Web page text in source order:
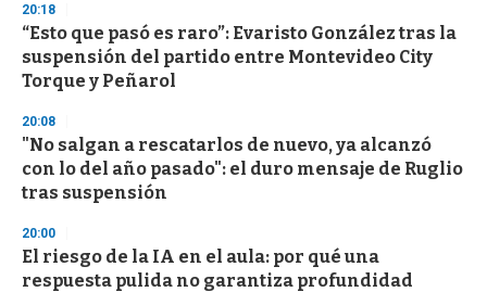
20:18
“Esto que pasó es raro”: Evaristo González tras la
suspensión del partido entre Montevideo City
Torque y Peñarol
20:08
"No salgan a rescatarlos de nuevo, ya alcanzó
con lo del año pasado": el duro mensaje de Ruglio
tras suspensión
20:00
El riesgo de la IA en el aula: por qué una
respuesta pulida no garantiza profundidad